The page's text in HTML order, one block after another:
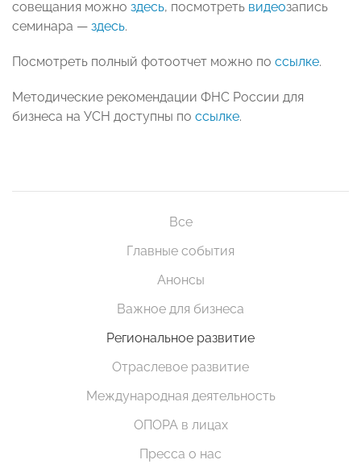
совещания можно здесь, посмотреть видеозапись
семинара — здесь.
Посмотреть полный фотоотчет можно по ссылке.
Методические рекомендации ФНС России для
бизнеса на УСН доступны по ссылке.
Все
Главные события
Анонсы
Важное для бизнеса
Региональное развитие
Отраслевое развитие
Международная деятельность
ОПОРА в лицах
Пресса о нас